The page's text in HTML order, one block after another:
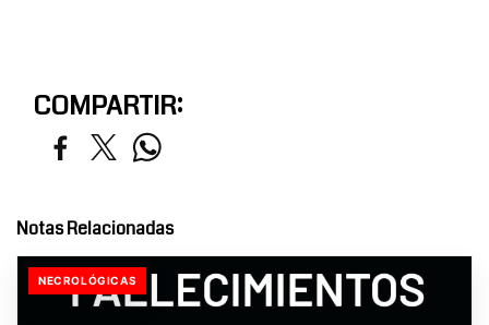
COMPARTIR:
Notas Relacionadas
NECROLÓGICAS